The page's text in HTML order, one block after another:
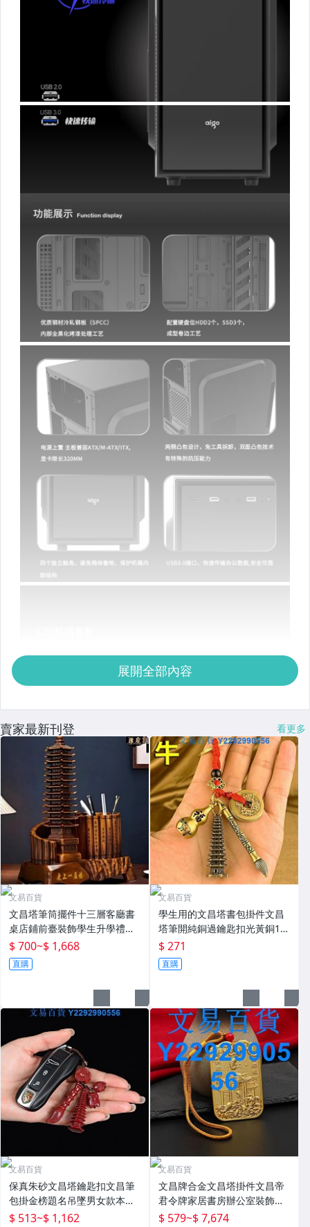
展開全部內容
賣家最新刊登 看更多
文易百貨
文昌塔筆筒擺件十三層客廳書
桌店鋪前臺裝飾學生升學禮品
喬遷禮物
$ 700~$ 1,668
直購
文易百貨
學生用的文昌塔書包掛件文昌
塔筆開純銅過鑰匙扣光黃銅13
層9層制1
$ 271
直購
文易百貨
保真朱砂文昌塔鑰匙扣文昌筆
包掛金榜題名吊墜男女款本命
年轉運珠
$ 513~$ 1,162
文易百貨
文昌牌合金文昌塔掛件文昌帝
君令牌家居書房辦公室裝飾禮
品擺件
$ 579~$ 7,674